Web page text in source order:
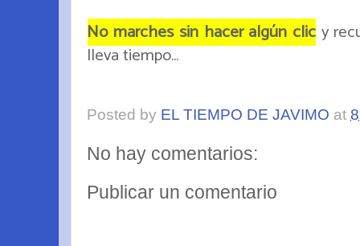
No marches sin hacer algún clicy
lleva tiempo...
Posted by EL TIEMPO DE JAVIMO at
No hay comentarios:
Publicar un comentario